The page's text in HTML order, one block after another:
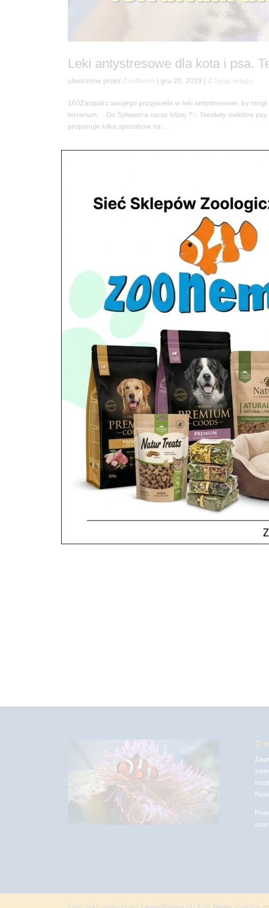
Leki antystresowe dla kota i psa.
utworzone przez ZooNemo | gru 20, 2019 | Z życia sklepu
160Zaopatrz swojego przyjaciela w leki antystresowe, by
terrarium… Do Sylwestra coraz bliżej ?✨ Niestety niektóre
proponuje kilka sposobów na...
O